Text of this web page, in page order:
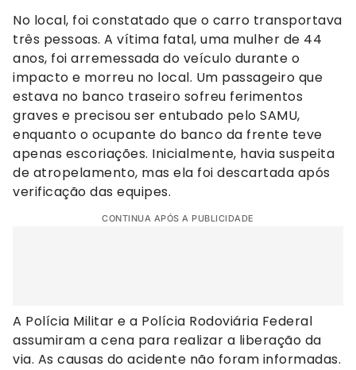
No local, foi constatado que o carro transportava
três pessoas. A vítima fatal, uma mulher de 44
anos, foi arremessada do veículo durante o
impacto e morreu no local. Um passageiro que
estava no banco traseiro sofreu ferimentos
graves e precisou ser entubado pelo SAMU,
enquanto o ocupante do banco da frente teve
apenas escoriações. Inicialmente, havia suspeita
de atropelamento, mas ela foi descartada após
verificação das equipes.
CONTINUA APÓS A PUBLICIDADE
A Polícia Militar e a Polícia Rodoviária Federal
assumiram a cena para realizar a liberação da
via. As causas do acidente não foram informadas.